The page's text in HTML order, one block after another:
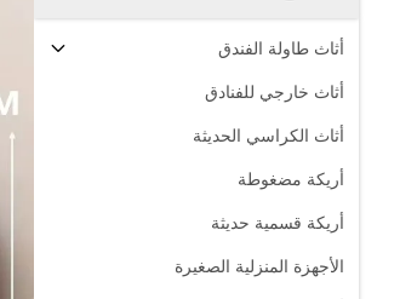
أثاث طاولة الفندق
أثاث خارجي للفنادق
أثاث الكراسي الحديثة
أريكة مضغوطة
أريكة قسمية حديثة
الأجهزة المنزلية الصغيرة